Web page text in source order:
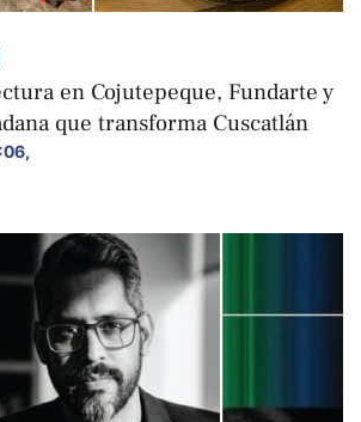
en Cojutepeque, Fundarte y
que transforma Cuscatlán
,